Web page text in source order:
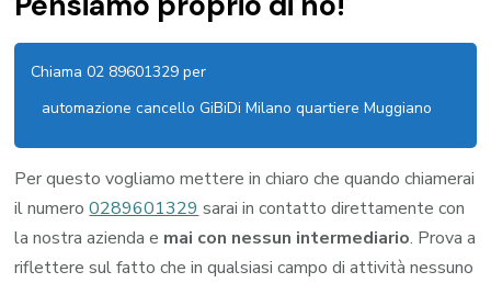
Chiama 02 89601329 per
automazione cancello GiBiDi Milano quartiere Muggiano
Per questo vogliamo mettere in chiaro che quando chiamerai
il numero0289601329 sarai in contatto direttamente con
la nostra azienda e mai con nessun intermediario. Prova a
riflettere sul fatto che in qualsiasi campo di attività nessuno